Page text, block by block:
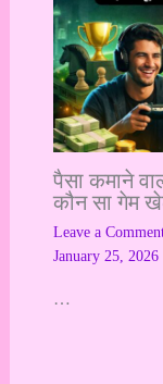
पैसा कमाने
कौन सा गेम
Leave a
January 25, 2026
…